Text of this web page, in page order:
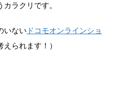
カラクリです。
いない ドコモオンラインショ
られます！）